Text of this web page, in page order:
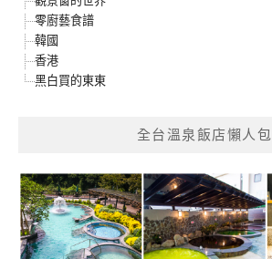
零廚藝食譜
韓國
香港
黑白買的東東
全台溫泉飯店懶人包